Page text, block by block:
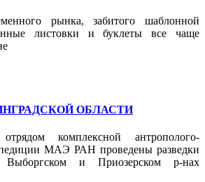
рынка, забитого шаблонной
листовки и буклеты все чаще
ОБЛАСТИ
комплексной антрополого-
МАЭ РАН проведены разведки
Выборгском и Приозерском р-нах